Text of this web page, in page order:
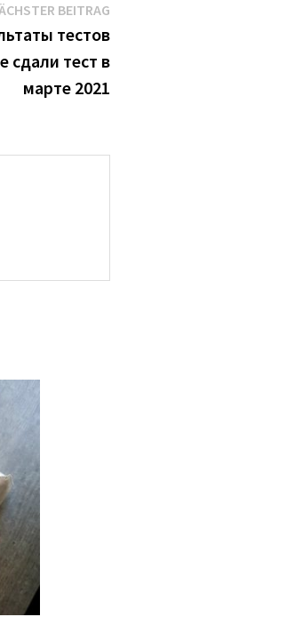
BEITRAGNächster
Beitrag:
тестов
сдали тест в
марте 2021